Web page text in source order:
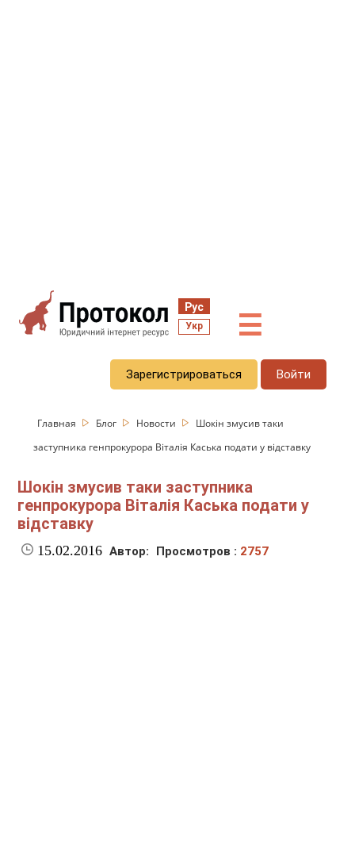
Рус
Укр ☰
Зарегистрироваться Войти
Главная Блог Новости
Шокін змусив таки
заступника генпрокурора Віталія Каська подати у відставку
Шокін змусив таки заступника
генпрокурора Віталія Каська подати у
відставку
15.02.2016 Автор: Просмотров : 2757